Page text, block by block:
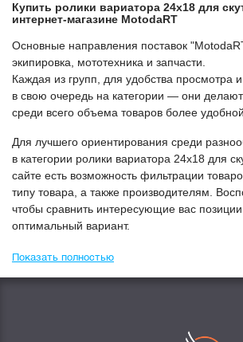
Купить Ролики вариатора 24x18 для
интернет-магазине МоtodaRT
Основные направления поставок
экипировка, мототехника и запчасти.
Каждая из групп, для удобства просмотра
в свою очередь на категории — они
среди всего объема товаров более удобной.
Для лучшего ориентирования среди
в категории
Ролики вариатора 24x18 для
сайте есть возможность фильтрации
типу товара, а также производителям.
чтобы сравнить интересующие вас
оптимальный вариант.
Показать полностью